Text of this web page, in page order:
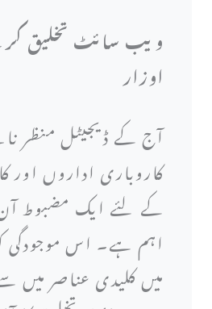
ویب سائٹ تخلیق
اوزار
آج کے ڈیجیٹل منظر
کاروباری اداروں اور
کے لئے ایک مضبوط آن
اہم ہے۔ اس موجودگی
میں کلیدی عناصر میں